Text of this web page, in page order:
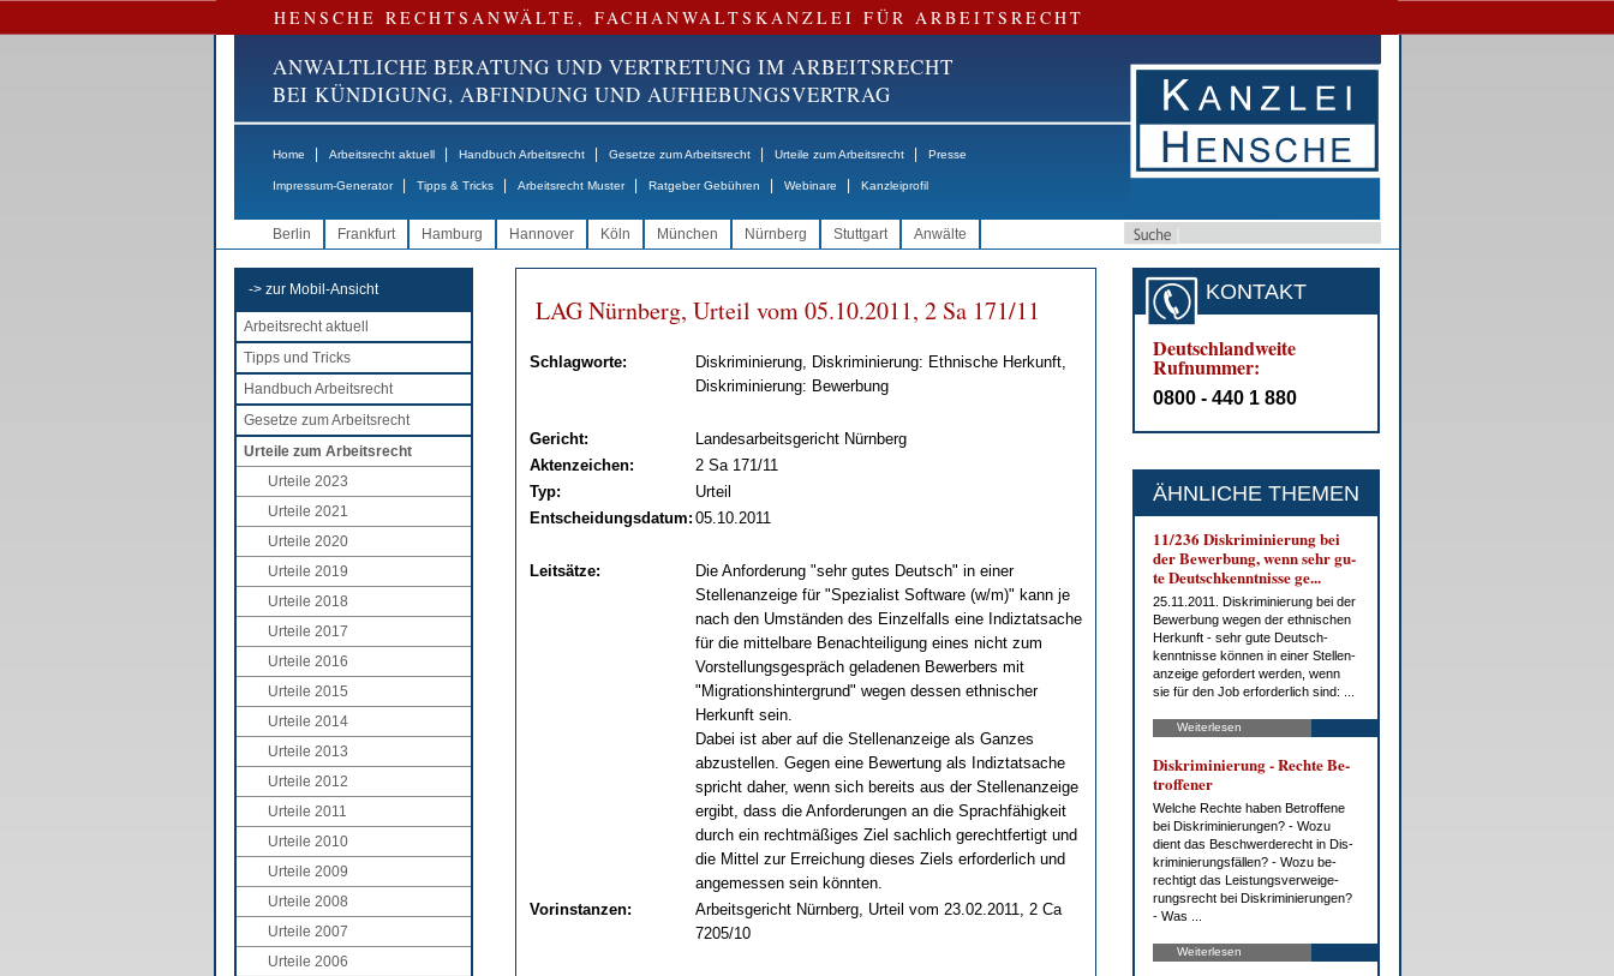
HENSCHE RECHTSANWÄLTE, FACHANWALTSKANZLEI FÜR ARBEITSRECHT
ANWALTLICHE BERATUNG UND VERTRETUNG IM ARBEITSRECHT
BEI KÜNDIGUNG, ABFINDUNG UND AUFHEBUNGSVERTRAG
Home Arbeitsrecht aktuell Handbuch Arbeitsrecht Gesetze zum Arbeitsrecht Urteile zum Arbeitsrecht Presse
Impressum-Generator Tipps & Tricks Arbeitsrecht Muster Ratgeber Gebühren Webinare Kanzleiprofil
Berlin Frankfurt Hamburg Hannover Köln München Nürnberg Stuttgart Anwälte
-> zur Mobil-Ansicht
Arbeitsrecht aktuell
Tipps und Tricks
Handbuch Arbeitsrecht
Gesetze zum Arbeitsrecht
Urteile zum Arbeitsrecht
Urteile 2023
Urteile 2021
Urteile 2020
Urteile 2019
Urteile 2018
Urteile 2017
Urteile 2016
Urteile 2015
Urteile 2014
Urteile 2013
Urteile 2012
Urteile 2011
Urteile 2010
Urteile 2009
Urteile 2008
Urteile 2007
Urteile 2006
LAG Nürn­berg, Ur­teil vom 05.10.2011, 2 Sa 171/11
Schlagworte:
Diskriminierung, Diskriminierung: Ethnische Herkunft,
Diskriminierung: Bewerbung
Gericht:
Landesarbeitsgericht Nürnberg
Aktenzeichen:
2 Sa 171/11
Typ:
Urteil
Entscheidungsdatum: 05.10.2011
Leitsätze:
Die Anforderung "sehr gutes Deutsch" in einer
Stellenanzeige für "Spezialist Software (w/m)" kann je
nach den Umständen des Einzelfalls eine Indiztatsache
für die mittelbare Benachteiligung eines nicht zum
Vorstellungsgespräch geladenen Bewerbers mit
"Migrationshintergrund" wegen dessen ethnischer
Herkunft sein.
Dabei ist aber auf die Stellenanzeige als Ganzes
abzustellen. Gegen eine Bewertung als Indiztatsache
spricht daher, wenn sich bereits aus der Stellenanzeige
ergibt, dass die Anforderungen an die Sprachfähigkeit
durch ein rechtmäßiges Ziel sachlich gerechtfertigt und
die Mittel zur Erreichung dieses Ziels erforderlich und
angemessen sein könnten.
Vorinstanzen:
Arbeitsgericht Nürnberg, Urteil vom 23.02.2011, 2 Ca
7205/10
KONTAKT
Deutschlandweite
Rufnummer:
0800 - 440 1 880
ÄHNLICHE THEMEN
11/236 Dis­kri­mi­nie­rung bei
der Be­wer­bung, wenn sehr gu­
te Deutsch­kennt­nis­se ge...
25.11.2011. Dis­kri­mi­nie­rung bei der
Be­wer­bung we­gen der eth­ni­schen
Her­kunft - sehr gu­te Deutsch­
kennt­nis­se kön­nen in ei­ner Stel­len­
an­zei­ge ge­for­dert wer­den, wenn
sie für den Job er­for­der­lich sind: ...
Weiterlesen
Dis­kri­mi­nie­rung - Rech­te Be­
trof­fe­ner
Wel­che Rech­te ha­ben Be­trof­fe­ne
bei Dis­kri­mi­nie­run­gen? - Wo­zu
dient das Be­schwer­de­recht in Dis­
kri­mi­nie­rungs­fäl­len? - Wo­zu be­
rech­tigt das Leis­tungs­ver­wei­ge­
rungs­recht bei Dis­kri­mi­nie­run­gen?
- Was ...
Weiterlesen